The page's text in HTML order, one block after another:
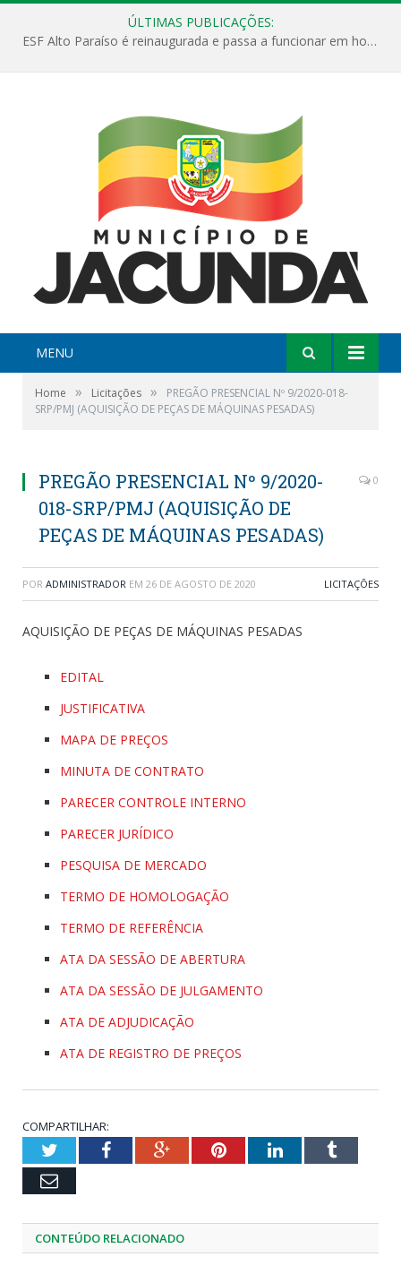
ÚLTIMAS PUBLICAÇÕES:
ESF Alto Paraíso é reinaugurada e passa a funcionar em horário estendido
MENU
Home » Licitações »
PREGÃO PRESENCIAL Nº 9/2020-018-
SRP/PMJ (AQUISIÇÃO DE PEÇAS DE MÁQUINAS PESADAS)
PREGÃO PRESENCIAL Nº 9/2020-
018-SRP/PMJ (AQUISIÇÃO DE
PEÇAS DE MÁQUINAS PESADAS)
0
POR ADMINISTRADOR EM 26 DE AGOSTO DE 2020 LICITAÇÕES
AQUISIÇÃO DE PEÇAS DE MÁQUINAS PESADAS
EDITAL
JUSTIFICATIVA
MAPA DE PREÇOS
MINUTA DE CONTRATO
PARECER CONTROLE INTERNO
PARECER JURÍDICO
PESQUISA DE MERCADO
TERMO DE HOMOLOGAÇÃO
TERMO DE REFERÊNCIA
ATA DA SESSÃO DE ABERTURA
ATA DA SESSÃO DE JULGAMENTO
ATA DE ADJUDICAÇÃO
ATA DE REGISTRO DE PREÇOS
COMPARTILHAR:
TwitterFacebookGoogle+PinterestLinkedInTumblr
Email
CONTEÚDO RELACIONADO